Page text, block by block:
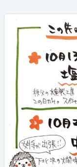
2023
年
11
月
11
日
(土)
《燗
酒
BAR
枡》